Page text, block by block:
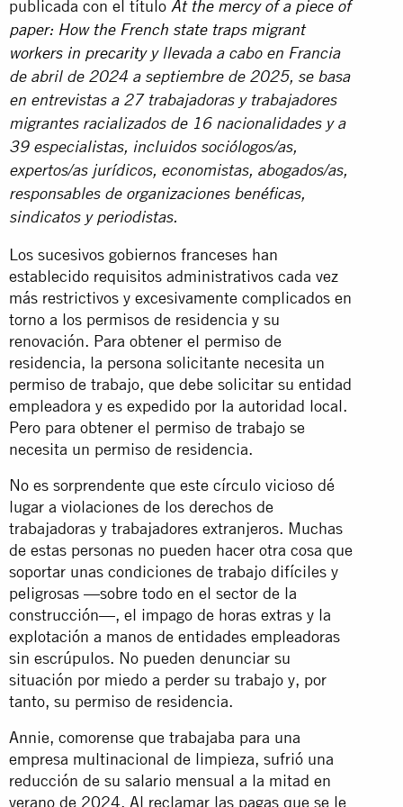
publicada con el título At the mercy of a piece of
paper: How the French state traps migrant
workers in precarityy llevada a cabo en Francia
de abril de 2024 a septiembre de 2025, se basa
en entrevistas a 27 trabajadoras y trabajadores
migrantes racializados de 16 nacionalidades y a
39 especialistas, incluidos sociólogos/as,
expertos/as jurídicos, economistas, abogados/as,
responsables de organizaciones benéficas,
sindicatos y periodistas.
Los sucesivos gobiernos franceses han
establecido requisitos administrativos cada vez
más restrictivos y excesivamente complicados en
torno a los permisos de residencia y su
renovación. Para obtener el permiso de
residencia, la persona solicitante necesita un
permiso de trabajo, que debe solicitar su entidad
empleadora y es expedido por la autoridad local.
Pero para obtener el permiso de trabajo se
necesita un permiso de residencia.
No es sorprendente que este círculo vicioso dé
lugar a violaciones de los derechos de
trabajadoras y trabajadores extranjeros. Muchas
de estas personas no pueden hacer otra cosa que
soportar unas condiciones de trabajo difíciles y
peligrosas —sobre todo en el sector de la
construcción—, el impago de horas extras y la
explotación a manos de entidades empleadoras
sin escrúpulos. No pueden denunciar su
situación por miedo a perder su trabajo y, por
tanto, su permiso de residencia.
Annie, comorense que trabajaba para una
empresa multinacional de limpieza, sufrió una
reducción de su salario mensual a la mitad en
verano de 2024. Al reclamar las pagas que se le